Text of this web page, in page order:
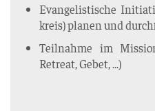
Evan­ge­lis­ti­sche
kreis) pla­nen und
Teil­nah­me im
Retre­at, Gebet, …)